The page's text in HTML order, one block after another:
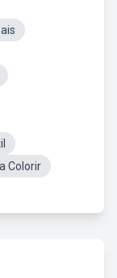
Colorir